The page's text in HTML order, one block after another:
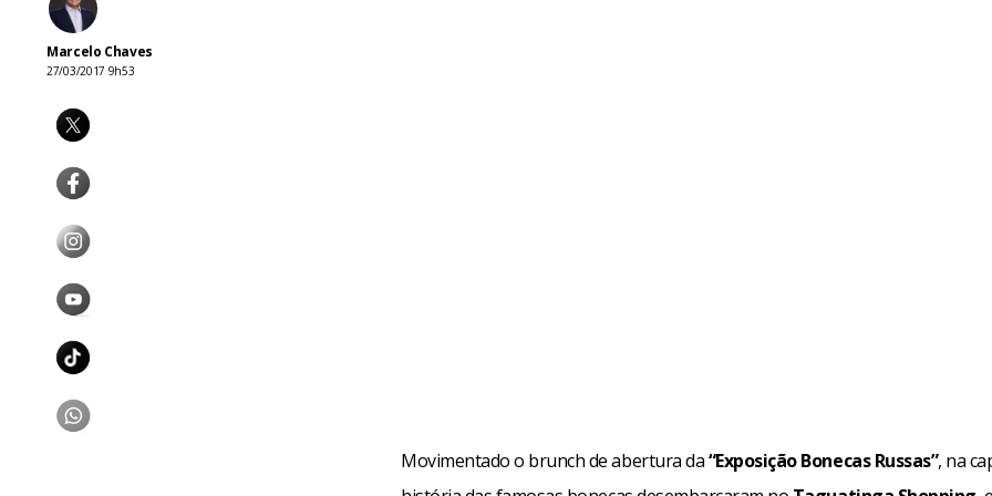
Marcelo Chaves
27/03/2017 9h53
Movimentado o brunch de abertura da“Exposição Bonecas Russas”, na